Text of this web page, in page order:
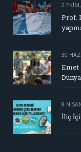
2
Prof.
30
Emet
8
İliç